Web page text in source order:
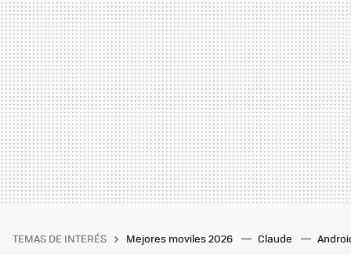
TEMAS DE INTERÉS Mejores moviles 2026 Claude